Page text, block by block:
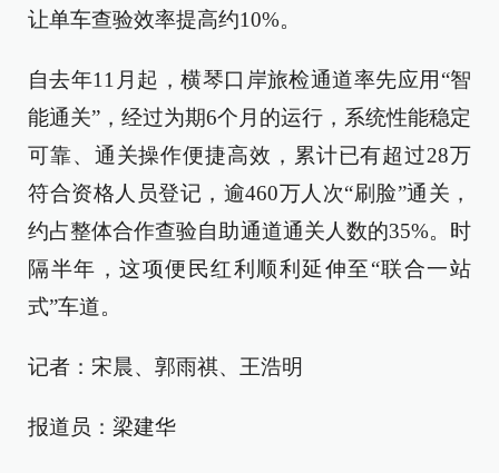
让单车查验效率提高约10%。
自去年11月起，横琴口岸旅检通道率先应用“智
能通关”，经过为期6个月的运行，系统性能稳定
可靠、通关操作便捷高效，累计已有超过28万
符合资格人员登记，逾460万人次“刷脸”通关，
约占整体合作查验自助通道通关人数的35%。时
隔半年，这项便民红利顺利延伸至“联合一站
式”车道。
记者：宋晨、郭雨祺、王浩明
报道员：梁建华